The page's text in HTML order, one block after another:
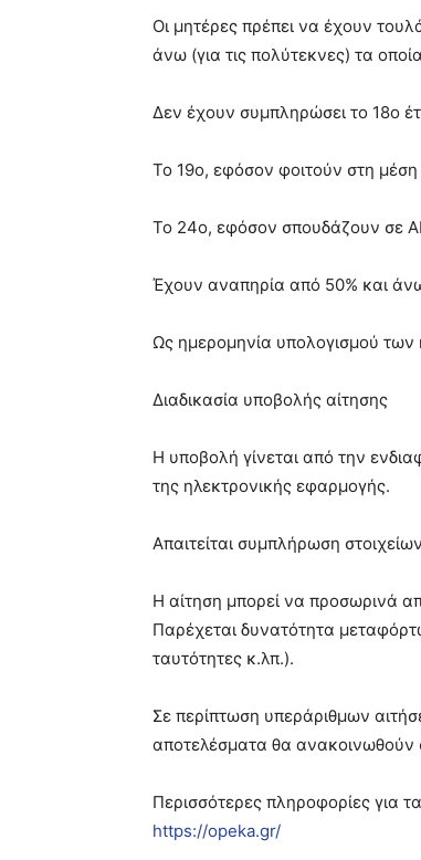
Οι μητέρες πρέπει να έχουν
άνω (για τις πολύτεκνες) τα
Δεν έχουν συμπληρώσει το 18ο
Το 19ο, εφόσον φοιτούν στη μέση
Το 24ο, εφόσον σπουδάζουν σε
Έχουν αναπηρία από 50% και
Ως ημερομηνία υπολογισμού των
Διαδικασία υποβολής αίτησης
Η υποβολή γίνεται από την
της ηλεκτρονικής εφαρμογής.
Απαιτείται συμπλήρωση
Η αίτηση μπορεί να προσωρινά
Παρέχεται δυνατότητα
ταυτότητες κ.λπ.).
Σε περίπτωση υπεράριθμων
αποτελέσματα θα ανακοινωθούν
Περισσότερες πληροφορίες για
https://opeka.gr/